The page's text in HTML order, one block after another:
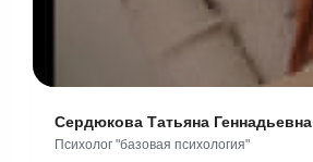
Сердюкова Татьяна Геннадьевна
Психолог "базовая психология"